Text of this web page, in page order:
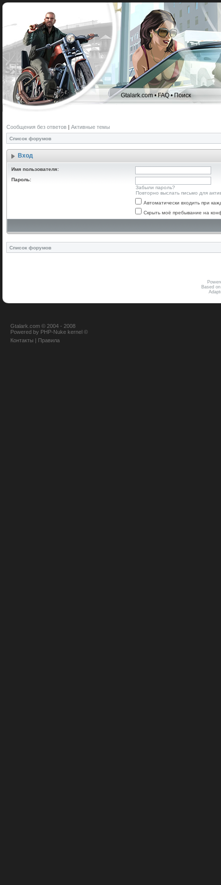
Gtalark.com •FAQ•Поиск
Сообщения без ответов | Активные темы
Список форумов
Вход
Имя пользователя:
Пароль:
Забыли пароль?
Повторно выслать письмо для
Автоматически входить при
Скрыть моё пребывание на
Список форумов
Based
Gtalark.com © 2004 - 2008
Powered by PHP-Nuke kernel ©
Контакты | Правила